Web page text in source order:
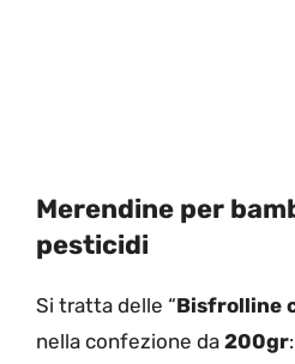
Merendine per
pesticidi
Si tratta delle “Bisfrolline
nella confezione da 200gr